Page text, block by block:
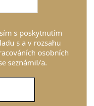
s poskytnutím
s a v rozsahu
osobních
seznámil/a.